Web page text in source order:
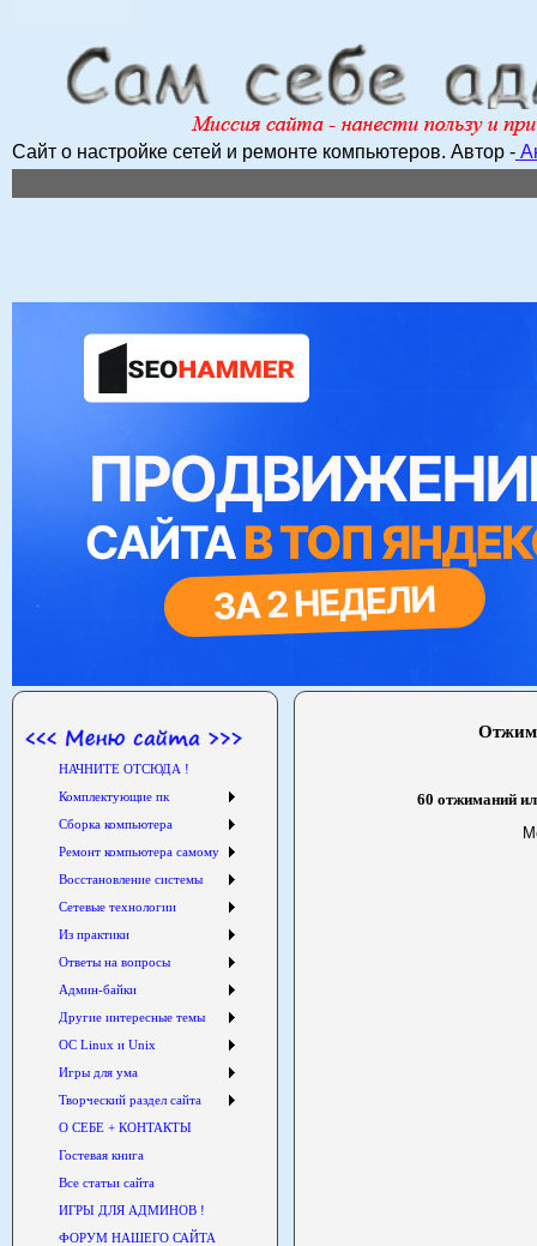
Сайт о настройке сетей и ремонте компьютеров. Автор -
НАЧНИТЕ ОТСЮДА !
Комплектующие пк
Сборка компьютера
Ремонт компьютера самому
Восстановление системы
Сетевые технологии
Из практики
Ответы на вопросы
Админ-байки
Другие интересные темы
ОС Linux и Unix
Игры для ума
Творческий раздел сайта
О СЕБЕ + КОНТАКТЫ
Гостевая книга
Все статьи сайта
ИГРЫ ДЛЯ АДМИНОВ !
ФОРУМ НАШЕГО САЙТА
60 отжиманий